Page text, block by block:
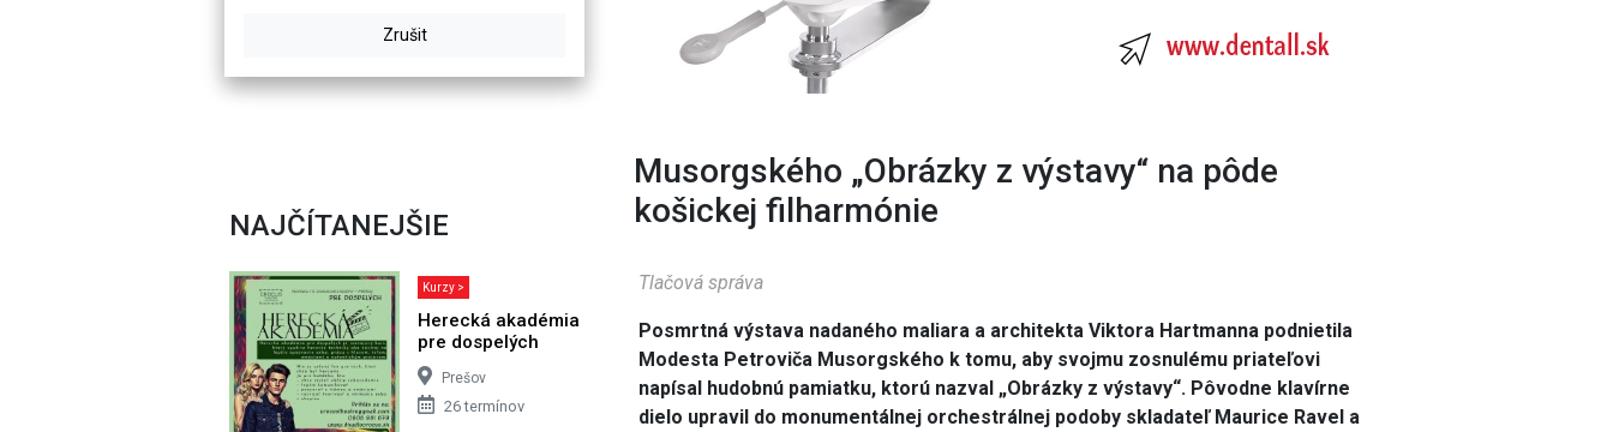
NAJČÍTANEJŠIE
Kurzy >
Herecká akadémia
pre dospelých
Prešov
26 termínov
Musorgského „Obrázky z výstavy“ na pôde
košickej filharmónie
Tlačová správa
Posmrtná výstava nadaného maliara a architekta Viktora Hartmanna podnietila
Modesta Petroviča Musorgského k tomu, aby svojmu zosnulému priateľovi
napísal hudobnú pamiatku, ktorú nazval „Obrázky z výstavy“. Pôvodne klavírne
dielo upravil do monumentálnej orchestrálnej podoby skladateľ Maurice Ravel a